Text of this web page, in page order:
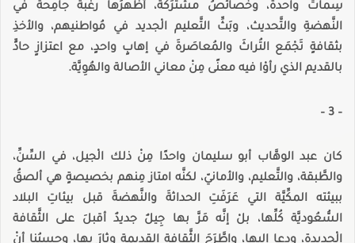
سِماتٌ واحدة، وخصائصُ مشترَكة، أظهرُها رغبةٌ جامِحةٌ في
النَّهضةِ والتَّحديث، وبَثِّ التَّعليم الْجديد في مُواطنيهم، والأخذِ
بثقافةٍ تَجْمَع التُراثَ والمُعاصَرةَ في إهابٍ واحدٍ، مع اعتزازٍ حادٍّ
بالقديم الذي رأوْا فيه معنًى مِنْ معاني الأصالة والهُوِيَّة.
– 3 –
كان عبد الوهَّاب أبو سليمان واحدًا مِنْ ذلك الْجيل، في السِّنِّ،
والطَّبقة، والتَّعليم، والأمانيّ، لكنَّه امتاز مِنهم بخصيصةٍ هي ألصقُ
ببيئته المكِّيَّة التي عَرَفَتِ الحداثةَ والنَّهضةَ قبل بيئاتِ البلاد
السُّعُوديَّة كُلِّها، بلْ إنَّه مَرَّ بها جِيلٌ جديدٌ أقبلَ على الثَّقافة